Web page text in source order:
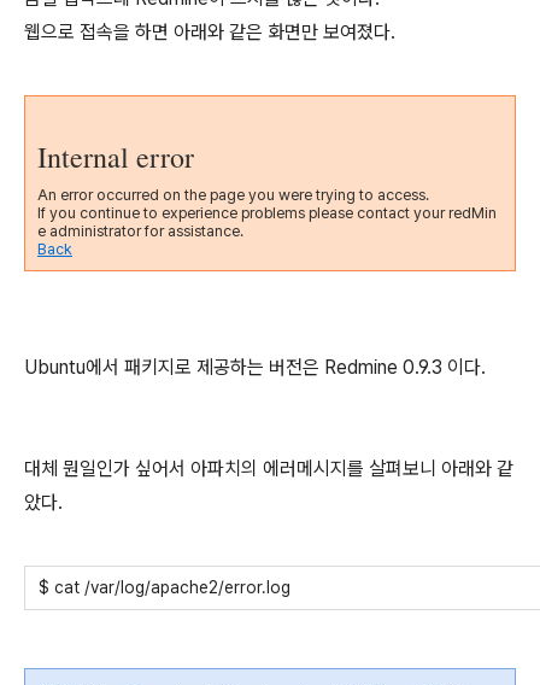
웹으로 접속을 하면 아래와 같은 화면만 보여졌다.
Internal error
An error occurred on the page you were trying to access.
If you continue to experience problems please contact your redMin
e administrator for assistance.
Back
Ubuntu에서 패키지로 제공하는 버전은 Redmine 0.9.3 이다.
대체 뭔일인가 싶어서 아파치의 에러메시지를 살펴보니 아래와 같
았다.
$ cat /var/log/apache2/error.log